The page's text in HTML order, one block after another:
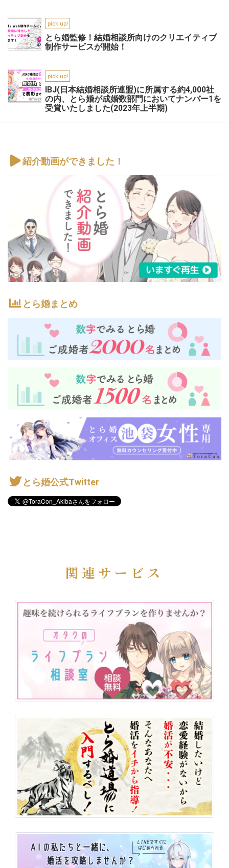
pick up!
とら婚監修！結婚相談所向けのクリエイティブ
制作サービスが開始！
pick up!
IBJ(日本結婚相談所連盟)に所属する約4,000社
の内、とら婚が成婚数部門においてナンバー1を
受賞いたしました(2023年上半期)
紹介動画ができました！
とら婚まとめ
とら婚公式Twitter
関連サービス